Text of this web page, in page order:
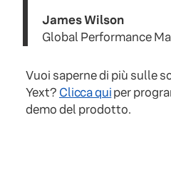
James Wilson
Global Performance
Vuoi saperne di più sulle
Yext? Clicca quiper
demo del prodotto.